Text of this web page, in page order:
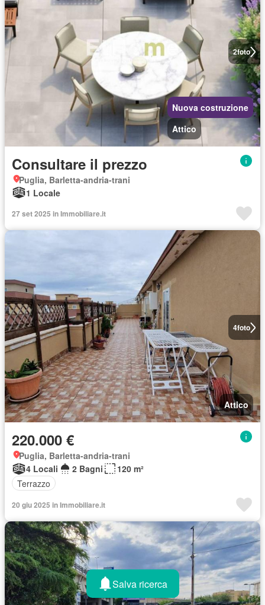
2foto
Nuova costruzione
Attico
Consultare il prezzo
Puglia, Barletta-andria-trani
1 Locale
27 set 2025 in Immobiliare.it
4foto
Attico
220.000 €
Puglia, Barletta-andria-trani
4 Locali
2 Bagni
120 m²
Terrazzo
20 giu 2025 in Immobiliare.it
Salva ricerca